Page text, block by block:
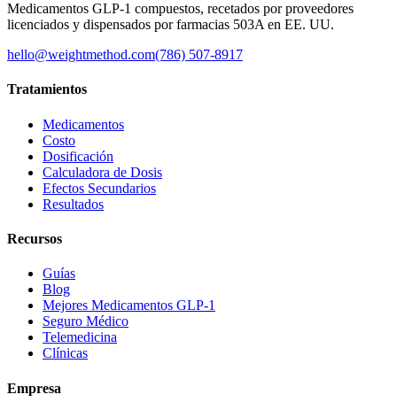
Medicamentos GLP-1 compuestos, recetados por proveedores
licenciados y dispensados por farmacias 503A en EE. UU.
hello@weightmethod.com(786) 507-8917
Tratamientos
Medicamentos
Costo
Dosificación
Calculadora de Dosis
Efectos Secundarios
Resultados
Recursos
Guías
Blog
Mejores Medicamentos GLP-1
Seguro Médico
Telemedicina
Clínicas
Empresa